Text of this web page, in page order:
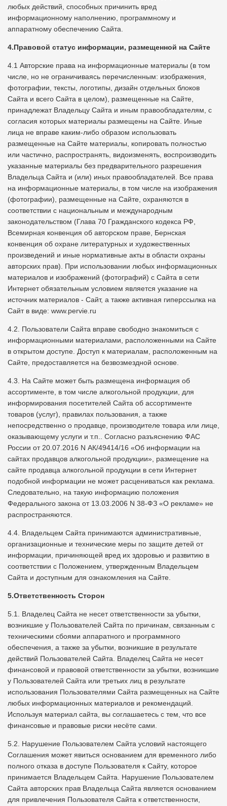
любых действий, способных причинить вред
информационному наполнению, программному и
аппаратному обеспечению Сайта.
4.Правовой статус информации, размещенной на Сайте
4.1 Авторские права на информационные материалы (в том
числе, но не ограничиваясь перечисленным: изображения,
фотографии, тексты, логотипы, дизайн отдельных блоков
Сайта и всего Сайта в целом), размещенные на Сайте,
принадлежат Владельцу Сайта и иным правообладателям, с
согласия которых материалы размещены на Сайте. Иные
лица не вправе каким-либо образом использовать
размещенные на Сайте материалы, копировать полностью
или частично, распространять, видоизменять, воспроизводить
указанные материалы без предварительного разрешения
Владельца Сайта и (или) иных правообладателей. Все права
на информационные материалы, в том числе на изображения
(фотографии), размещенные на Сайте, охраняются в
соответствии с национальным и международным
законодательством (Глава 70 Гражданского кодекса РФ,
Всемирная конвенция об авторском праве, Бернская
конвенция об охране литературных и художественных
произведений и иные нормативные акты в области охраны
авторских прав). При использовании любых информационных
материалов и изображений (фотографий) с Сайта в сети
Интернет обязательным условием является указание на
источник материалов - Сайт, а также активная гиперссылка на
Сайт в виде: www.pervie.ru
4.2. Пользователи Сайта вправе свободно знакомиться с
информационными материалами, расположенными на Сайте
в открытом доступе. Доступ к материалам, расположенным на
Сайте, предоставляется на безвозмездной основе.
4.3. На Сайте может быть размещена информация об
ассортименте, в том числе алкогольной продукции, для
информирования посетителей Сайта об ассортименте
товаров (услуг), правилах пользования, а также
непосредственно о продавце, производителе товара или лице,
оказывающему услуги и т.п.. Согласно разъяснению ФАС
России от 20.07.2016 N АК/49414/16 «Об информации на
сайтах продавцов алкогольной продукции», размещение на
сайте продавца алкогольной продукции в сети Интернет
подобной информации не может расцениваться как реклама.
Следовательно, на такую информацию положения
Федерального закона от 13.03.2006 N 38-ФЗ «О рекламе» не
распространяются.
4.4. Владельцем Сайта принимаются административные,
организационные и технические меры по защите детей от
информации, причиняющей вред их здоровью и развитию в
соответствии с Положением, утвержденным Владельцем
Сайта и доступным для ознакомления на Сайте.
5.Ответственность Сторон
5.1. Владелец Сайта не несет ответственности за убытки,
возникшие у Пользователей Сайта по причинам, связанным с
техническими сбоями аппаратного и программного
обеспечения, а также за убытки, возникшие в результате
действий Пользователей Сайта. Владелец Сайта не несет
финансовой и правовой ответственности за убытки, возникшие
у Пользователей Сайта или третьих лиц в результате
использования Пользователями Сайта размещенных на Сайте
любых информационных материалов и рекомендаций.
Используя материал сайта, вы соглашаетесь с тем, что все
финансовые и правовые риски несёте сами.
5.2. Нарушение Пользователем Сайта условий настоящего
Соглашения может явиться основанием для временного либо
полного отказа в доступе Пользователя к Сайту, которое
принимается Владельцем Сайта. Нарушение Пользователем
Сайта авторских прав Владельца Сайта является основанием
для привлечения Пользователя Сайта к ответственности,